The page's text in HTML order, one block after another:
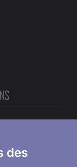
des
partir de la
contact dans les